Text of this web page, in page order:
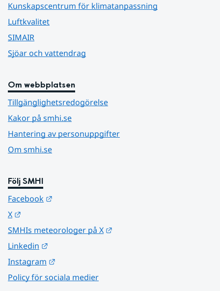
Kunskapscentrum för klimatanpassning
Luftkvalitet
SIMAIR
Sjöar och vattendrag
Om webbplatsen
Tillgänglighetsredogörelse
Kakor på smhi.se
Hantering av personuppgifter
Om smhi.se
Följ SMHI
Facebook
X
SMHIs meteorologer på X
Linkedin
Instagram
Policy för sociala medier